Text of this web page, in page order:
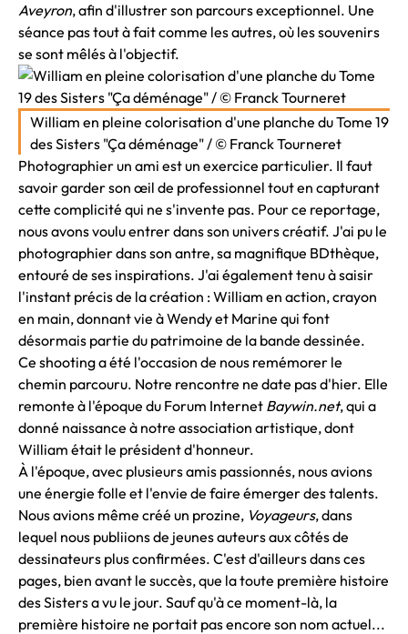
Aveyron, afin d'illustrer son parcours exceptionnel. Une
séance pas tout à fait comme les autres, où les souvenirs
se sont mêlés à l'objectif.
William en pleine colorisation d'une planche du Tome 19
des Sisters "Ça déménage" / © Franck Tourneret
Photographier un ami est un exercice particulier. Il faut
savoir garder son œil de professionnel tout en capturant
cette complicité qui ne s'invente pas. Pour ce reportage,
nous avons voulu entrer dans son univers créatif. J'ai pu le
photographier dans son antre, sa magnifique BDthèque,
entouré de ses inspirations. J'ai également tenu à saisir
l'instant précis de la création : William en action, crayon
en main, donnant vie à Wendy et Marine qui font
désormais partie du patrimoine de la bande dessinée.
Ce shooting a été l'occasion de nous remémorer le
chemin parcouru. Notre rencontre ne date pas d'hier. Elle
remonte à l'époque du Forum Internet Baywin.net, qui a
donné naissance à notre association artistique, dont
William était le président d'honneur.
À l'époque, avec plusieurs amis passionnés, nous avions
une énergie folle et l'envie de faire émerger des talents.
Nous avions même créé un prozine, Voyageurs, dans
lequel nous publiions de jeunes auteurs aux côtés de
dessinateurs plus confirmées. C'est d'ailleurs dans ces
pages, bien avant le succès, que la toute première histoire
des Sisters a vu le jour. Sauf qu'à ce moment-là, la
première histoire ne portait pas encore son nom actuel...